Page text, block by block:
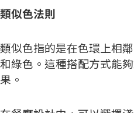
類似色法則
類似色指的是在色環上相
和綠色。這種搭配方式能
果。